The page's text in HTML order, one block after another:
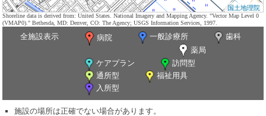
国土地理院
Shoreline data is derived from: United States. National Imagery and Mapping Agency. "Vector Map Level 0
(VMAP0)." Bethesda, MD: Denver, CO: The Agency; USGS Information Services, 1997.
全施設表示 病院 一般診療所
歯科
薬局
ケアプラン
訪問型
通所型
福祉用具
入所型
施設の場所は正確でない場合があります。